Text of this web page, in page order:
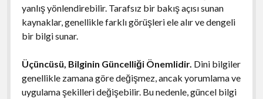
yanlış yönlendirebilir. Tarafsız bir bakış açısı sunan
kaynaklar, genellikle farklı görüşleri ele alır ve dengeli
bir bilgi sunar.
Üçüncüsü, Bilginin Güncelliği Önemlidir. Dini bilgiler
genellikle zamana göre değişmez, ancak yorumlama ve
uygulama şekilleri değişebilir. Bu nedenle, güncel bilgi